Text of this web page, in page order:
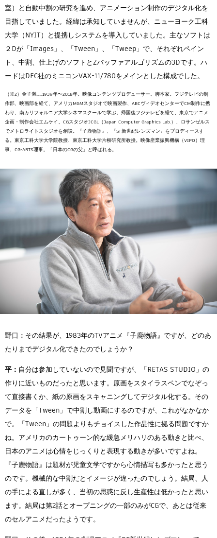
室）と自動中割の研究を進め、アニメーション制作のデジタル化を
目指していました。経緯は承知していませんが、ニューヨーク工科
大学（NYIT）と提携しシステムを導入していました。主なソフトは
２Dが「Images」、「Tween」、「Tweep」で、それぞれペイン
ト、中割、仕上げのソフトとZバッファアルゴリズムの3Dです。ハ
ードはDEC社のミニコンVAX-11/780をメインとした構成でした。
（※2）金子満……1939年〜2018年。映像コンテンツプロデューサー。脚本家。フジテレビの制
作部、映画部を経て、アメリカMGMスタジオで映画製作、ABCヴィデオセンターでCM制作に携
わり、南カリフォルニア大学シネマスクールで学ぶ。帰国後フジテレビを経て、東京でアニメ
企画・制作会社エムケイ、CGスタジオJCGL（Japan Computer Graphics Lab.）、ロサンゼルス
でメトロライトスタジオを創設。『子鹿物語』、『SF新世紀レンズマン』をプロディースす
る。東京工科大学大学院教授、東京工科大学片柳研究所教授。映像産業振興機構（VIPO）理
事、CG-ARTS理事。「日本のCGの父」と呼ばれる。
野口： その結果が、1983年のTVアニメ『子鹿物語』ですが、どのあ
たりまでデジタル化できたのでしょうか？
平： 自分は参加していないので見聞ですが、「RETAS STUDIO」の
作りに近いものだったと思います。原画をスタイラスペンでなぞっ
て直接書くか、紙の原画をスキャニングしてデジタル化する。その
データを「Tween」で中割し動画にするのですが、これがなかなか
で。「Tween」の問題よりもチョイスした作品性に拠る問題ですか
ね。アメリカのカートゥーン的な緩急メリハリのある動きと比べ、
日本のアニメは心情をじっくりと表現する動きが多いですよね。
『子鹿物語』は題材が児童文学ですから心情描写も多かったと思う
のです。機械的な中割だとイメージが違ったのでしょう。結局、人
の手による直しが多く、当初の思惑に反し生産性は低かったと思い
ます。結局は第2話とオープニングの一部のみがCGで、あとは従来
のセルアニメだったようです。